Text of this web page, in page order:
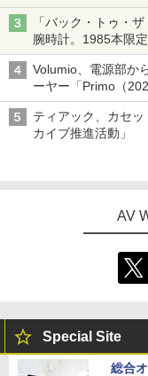
「Galaxy Z Fold」
「バック・トゥ・
腕時計。1985本限定
Volumio、電源部か
ーヤー「Primo（
ティアック、カセ
カイブ推進活動」
AV
Special Site
総合